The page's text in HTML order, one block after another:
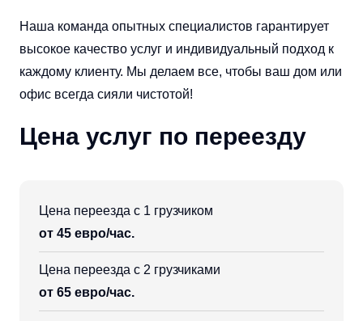
Наша команда опытных специалистов гарантирует
высокое качество услуг и индивидуальный подход к
каждому клиенту. Мы делаем все, чтобы ваш дом или
офис всегда сияли чистотой!
Цена услуг по переезду
Цена переезда с 1 грузчиком
от 45 евро/час.
Цена переезда с 2 грузчиками
от 65 евро/час.